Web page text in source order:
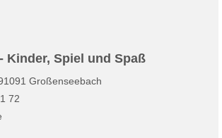
Kinder, Spiel und Spaß
Großenseebach
72